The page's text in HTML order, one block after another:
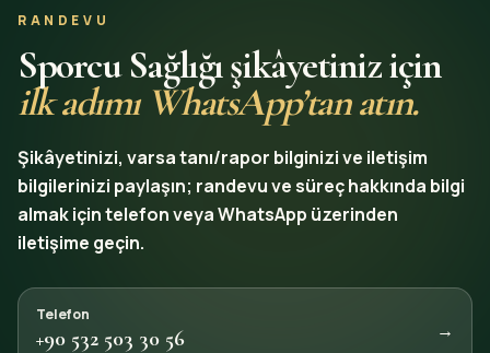
RANDEVU
Sporcu Sağlığı şikâyetiniz için
ilk adımı WhatsApp’tan atın.
Şikâyetinizi, varsa tanı/rapor bilginizi ve iletişim
bilgilerinizi paylaşın; randevu ve süreç hakkında bilgi
almak için telefon veya WhatsApp üzerinden
iletişime geçin.
Telefon
+90 532 503 30 56 →